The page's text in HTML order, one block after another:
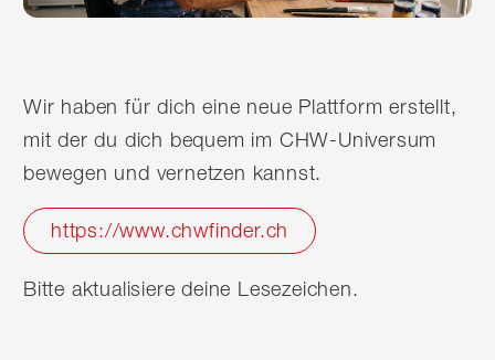
Wir haben für dich eine neue Plattform erstellt,
mit der du dich bequem im CHW-Universum
bewegen und vernetzen kannst.
https://www.chwfinder.ch
Bitte aktualisiere deine Lesezeichen.